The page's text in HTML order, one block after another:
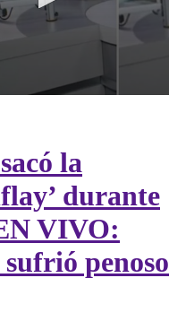
la
durante
VIVO:
penoso